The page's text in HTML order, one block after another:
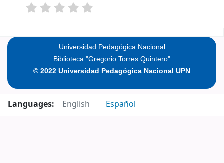
Universidad Pedagógica Nacional
Biblioteca "Gregorio Torres Quintero"
© 2022 Universidad Pedagógica Nacional UPN
Languages: English Español